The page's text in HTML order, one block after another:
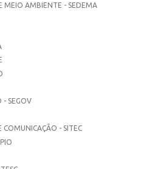
MEIO AMBIENTE - SEDEMA
- SEGOV
COMUNICAÇÃO - SITEC